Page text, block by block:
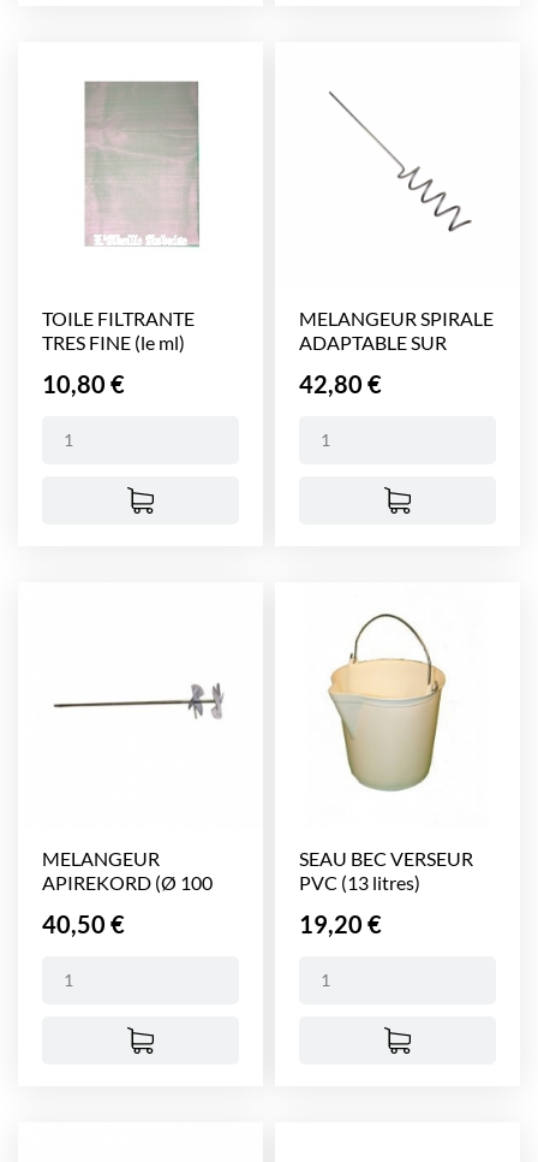
TOILE FILTRANTE
TRES FINE (le ml)
Prix
10,80 €
MELANGEUR SPIRALE
ADAPTABLE SUR
Prix
42,80 €
MELANGEUR
APIREKORD (Ø 100
Prix
40,50 €
SEAU BEC VERSEUR
PVC (13 litres)
Prix
19,20 €